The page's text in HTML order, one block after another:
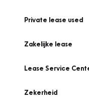
Private lease used
Zakelijke lease
Lease Service
Zekerheid